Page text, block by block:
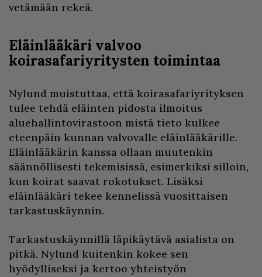
vetämään rekeä.
Eläinlääkäri valvoo
koirasafariyritysten toimintaa
Nylund muistuttaa, että koirasafariyrityksen
tulee tehdä eläinten pidosta ilmoitus
aluehallintovirastoon mistä tieto kulkee
eteenpäin kunnan valvovalle eläinlääkärille.
Eläinlääkärin kanssa ollaan muutenkin
säännöllisesti tekemisissä, esimerkiksi silloin,
kun koirat saavat rokotukset. Lisäksi
eläinlääkäri tekee kennelissä vuosittaisen
tarkastuskäynnin.
Tarkastuskäynnillä läpikäytävä asialista on
pitkä. Nylund kuitenkin kokee sen
hyödylliseksi ja kertoo yhteistyön